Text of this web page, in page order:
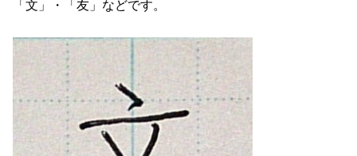
「文」・「友」などです。